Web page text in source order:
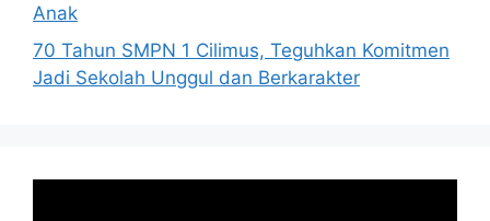
Anak
70 Tahun SMPN 1 Cilimus, Teguhkan Komitmen
Jadi Sekolah Unggul dan Berkarakter